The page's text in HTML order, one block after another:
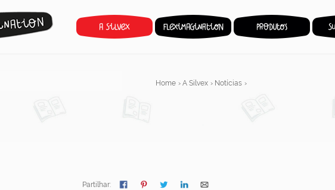
Home › A Silvex › Notícias ›
Partilhar: